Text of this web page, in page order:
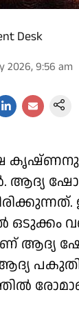
Desk
2026, 9:56 am
ആദ്യ
ആദ്യ